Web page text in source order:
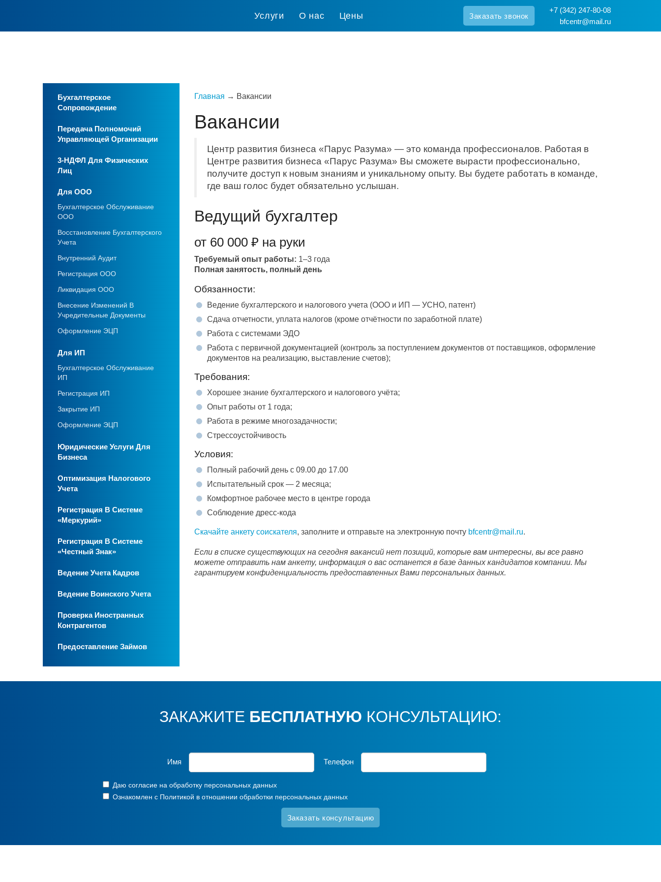
Услуги О нас Цены Заказать звонок
+7 (342) 247-80-08
bfcentr@mail.ru
Главная → Вакансии
Вакансии
Центр развития бизнеса «Парус Разума» — это команда профессионалов. Работая в
Центре развития бизнеса «Парус Разума» Вы сможете вырасти профессионально,
получите доступ к новым знаниям и уникальному опыту. Вы будете работать в команде,
где ваш голос будет обязательно услышан.
Ведущий бухгалтер
от 60 000 ₽ на руки
Требуемый опыт работы: 1–3 года
Полная занятость, полный день
Обязанности:
Ведение бухгалтерского и налогового учета (ООО и ИП — УСНО, патент)
Сдача отчетности, уплата налогов (кроме отчётности по заработной плате)
Работа с системами ЭДО
Работа с первичной документацией (контроль за поступлением документов от поставщиков, оформление
документов на реализацию, выставление счетов);
Требования:
Хорошее знание бухгалтерского и налогового учёта;
Опыт работы от 1 года;
Работа в режиме многозадачности;
Стрессоустойчивость
Условия:
Полный рабочий день с 09.00 до 17.00
Испытательный срок — 2 месяца;
Комфортное рабочее место в центре города
Соблюдение дресс-кода
Скачайте анкету соискателя, заполните и отправьте на электронную почту bfcentr@mail.ru.
Если в списке существующих на сегодня вакансий нет позиций, которые вам интересны, вы все равно
можете отправить нам анкету, информация о вас останется в базе данных кандидатов компании. Мы
гарантируем конфиденциальность предоставленных Вами персональных данных.
Бухгалтерское
Сопровождение
Передача Полномочий
Управляющей Организации
3-НДФЛ Для Физических
Лиц
Для ООО
Бухгалтерское Обслуживание
ООО
Восстановление Бухгалтерского
Учета
Внутренний Аудит
Регистрация ООО
Ликвидация OOO
Внесение Изменений В
Учредительные Документы
Оформление ЭЦП
Для ИП
Бухгалтерское Обслуживание
ИП
Регистрация ИП
Закрытие ИП
Оформление ЭЦП
Юридические Услуги Для
Бизнеса
Оптимизация Налогового
Учета
Регистрация В Системе
«Меркурий»
Регистрация В Системе
«Честный Знак»
Ведение Учета Кадров
Ведение Воинского Учета
Проверка Иностранных
Контрагентов
Предоставление Займов
ЗАКАЖИТЕ БЕСПЛАТНУЮ КОНСУЛЬТАЦИЮ:
Имя Телефон
Даю согласие на обработку персональных данных
Ознакомлен с Политикой в отношении обработки персональных данных